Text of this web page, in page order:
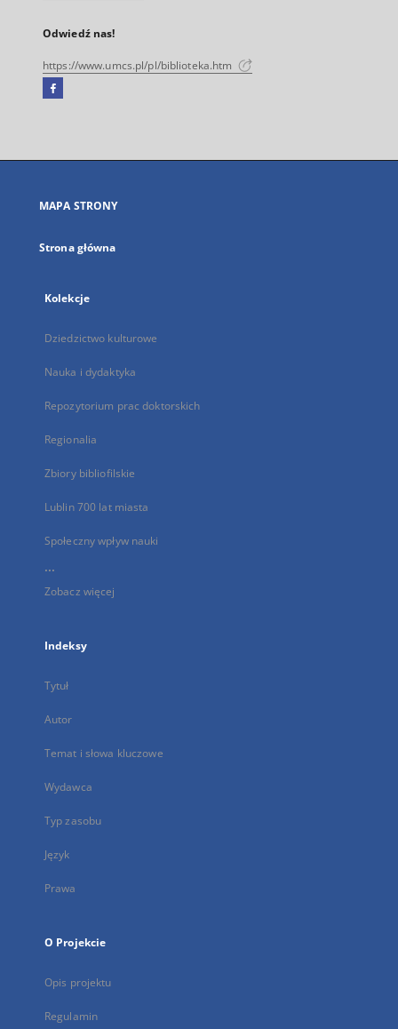
Odwiedź nas!
https://www.umcs.pl/pl/biblioteka.htm
Facebook
się
karcie
MAPA STRONY
Strona główna
Kolekcje
Dziedzictwo kulturowe
Nauka i dydaktyka
Repozytorium prac doktorskich
Regionalia
Zbiory bibliofilskie
Lublin 700 lat miasta
Społeczny wpływ nauki
...
Zobacz więcej
Indeksy
Tytuł
Autor
Temat i słowa kluczowe
Wydawca
Typ zasobu
Język
Prawa
O Projekcie
Opis projektu
Regulamin